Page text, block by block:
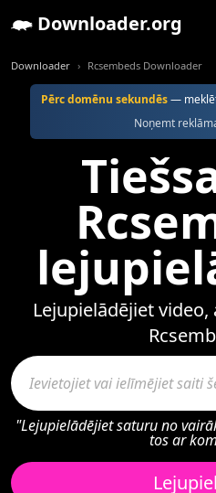
Downloader.org
Downloader Rcsembeds Downloader
Pērc domēnu sekundēs— meklēt
Noņemt
Lejupielādējiet
"Lejupielādējiet saturu no
tos ar